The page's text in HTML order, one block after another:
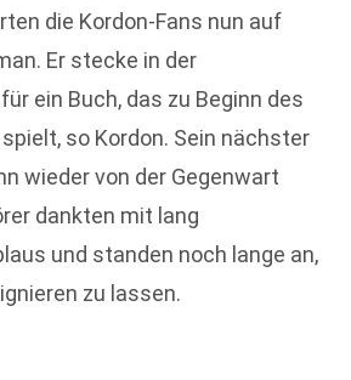
die Kordon-Fans nun auf
Er stecke in der
ein Buch, das zu Beginn des
so Kordon. Sein nächster
wieder von der Gegenwart
dankten mit lang
und standen noch lange an,
zu lassen.